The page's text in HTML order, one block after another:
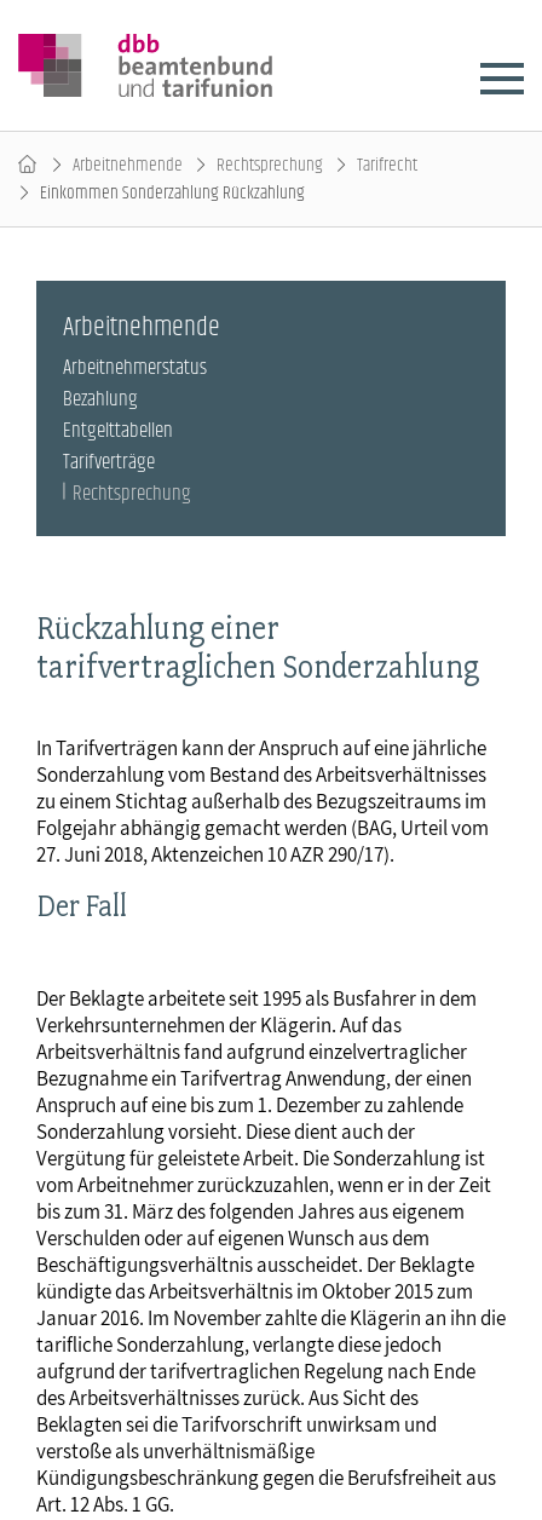
Arbeitnehmende Rechtsprechung
Tarifrecht
Einkommen Sonderzahlung Rückzahlung
Rückzahlung einer
tarifvertraglichen Sonderzahlung
In Tarifverträgen kann der Anspruch auf eine jährliche
Sonderzahlung vom Bestand des Arbeitsverhältnisses
zu einem Stichtag außerhalb des Bezugszeitraums im
Folgejahr abhängig gemacht werden (BAG, Urteil vom
27. Juni 2018, Aktenzeichen 10 AZR 290/17).
Der Fall
Der Beklagte arbeitete seit 1995 als Busfahrer in dem
Verkehrsunternehmen der Klägerin. Auf das
Arbeitsverhältnis fand aufgrund einzelvertraglicher
Bezugnahme ein Tarifvertrag Anwendung, der einen
Anspruch auf eine bis zum 1. Dezember zu zahlende
Sonderzahlung vorsieht. Diese dient auch der
Vergütung für geleistete Arbeit. Die Sonderzahlung ist
vom Arbeitnehmer zurückzuzahlen, wenn er in der Zeit
bis zum 31. März des folgenden Jahres aus eigenem
Verschulden oder auf eigenen Wunsch aus dem
Beschäftigungsverhältnis ausscheidet. Der Beklagte
kündigte das Arbeitsverhältnis im Oktober 2015 zum
Januar 2016. Im November zahlte die Klägerin an ihn die
tarifliche Sonderzahlung, verlangte diese jedoch
aufgrund der tarifvertraglichen Regelung nach Ende
des Arbeitsverhältnisses zurück. Aus Sicht des
Beklagten sei die Tarifvorschrift unwirksam und
verstoße als unverhältnismäßige
Kündigungsbeschränkung gegen die Berufsfreiheit aus
Art. 12 Abs. 1 GG.
Arbeitnehmende
Arbeitnehmerstatus
Bezahlung
Entgelttabellen
Tarifverträge
Rechtsprechung